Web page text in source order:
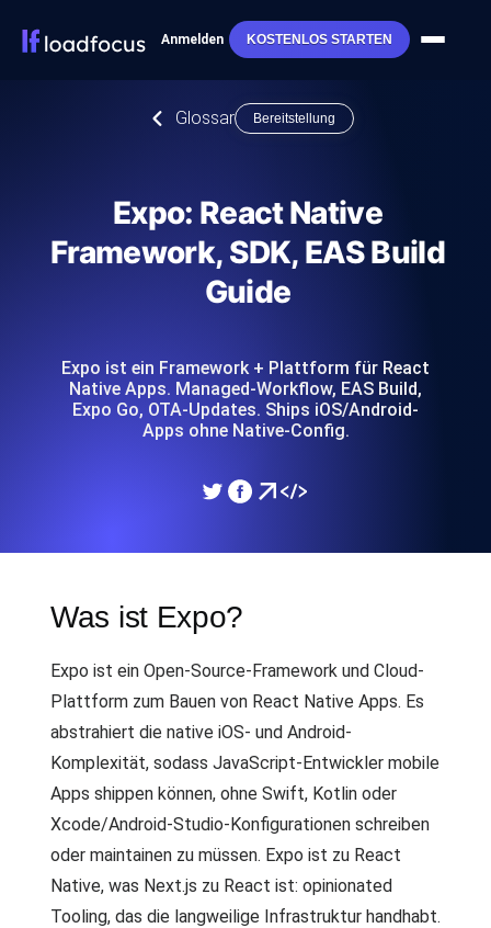
Anmelden KOSTENLOS STARTEN
Glossar Bereitstellung
Expo: React Native
Framework, SDK, EAS Build
Guide
Expo ist ein Framework + Plattform für React
Native Apps. Managed-Workflow, EAS Build,
Expo Go, OTA-Updates. Ships iOS/Android-
Apps ohne Native-Config.
Was ist Expo?
Expo ist ein Open-Source-Framework und Cloud-
Plattform zum Bauen von React Native Apps. Es
abstrahiert die native iOS- und Android-
Komplexität, sodass JavaScript-Entwickler mobile
Apps shippen können, ohne Swift, Kotlin oder
Xcode/Android-Studio-Konfigurationen schreiben
oder maintainen zu müssen. Expo ist zu React
Native, was Next.js zu React ist: opinionated
Tooling, das die langweilige Infrastruktur handhabt.